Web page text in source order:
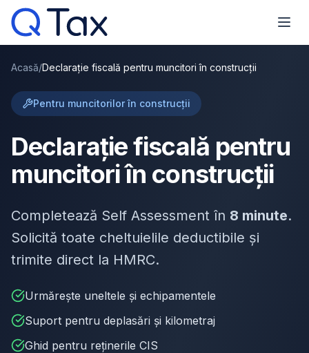
Acasă/Declarație fiscală pentru muncitori în construcții
Pentru muncitorilor în construcții
Declarație fiscală pentru
muncitori în construcții
Completează Self Assessment în 8 minute.
Solicită toate cheltuielile deductibile și
trimite direct la HMRC.
Urmărește uneltele și echipamentele
Suport pentru deplasări și kilometraj
Ghid pentru reținerile CIS